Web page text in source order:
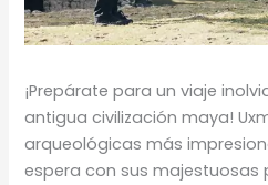
¡Prepárate para un viaje
antigua civilización maya!
arqueológicas más
espera con sus majestuosas